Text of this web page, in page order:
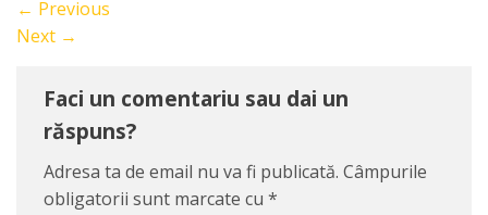
← Previous
Next →
Faci un comentariu sau dai un
răspuns?
Adresa ta de email nu va fi publicată. Câmpurile
obligatorii sunt marcate cu *